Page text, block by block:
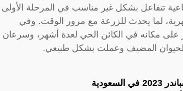
مناعية تتفاعل بشكل غير مناسب في المرحلة الأولى
لما يحدث للزرعة مع مرور الوقت. وفي
على مكانه في الكائن الحي لعدة أشهر، وسرعان
للحيوان المضيف وعملت بشكل طبيعي.